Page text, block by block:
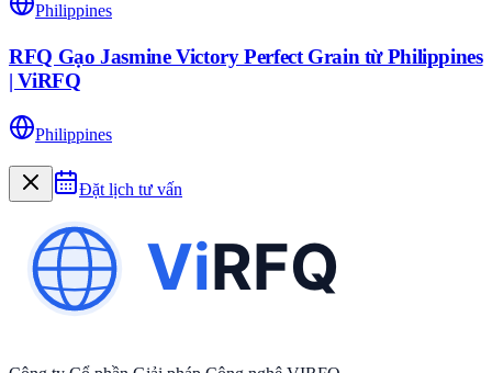
Philippines
RFQ Gạo Jasmine Victory Perfect Grain từ Philippines
| ViRFQ
Philippines
Đặt lịch tư vấn